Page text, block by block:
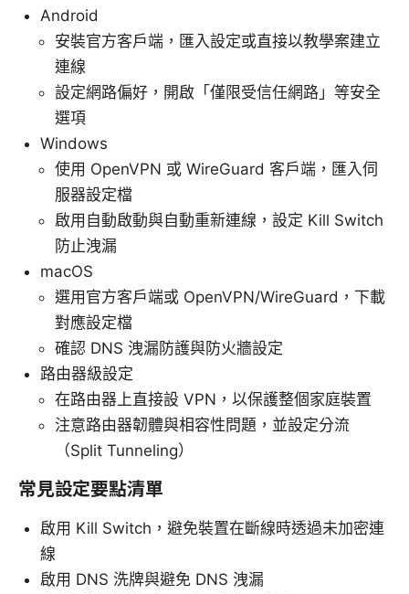
Android
安裝官方客戶端，匯入設定或直接以教學案建立
連線
設定網路偏好，開啟「僅限受信任網路」等安全
選項
Windows
使用 OpenVPN 或 WireGuard 客戶端，匯入伺
服器設定檔
啟用自動啟動與自動重新連線，設定 Kill Switch
防止洩漏
macOS
選用官方客戶端或 OpenVPN/WireGuard，下載
對應設定檔
確認 DNS 洩漏防護與防火牆設定
路由器級設定
在路由器上直接設 VPN，以保護整個家庭裝置
注意路由器韌體與相容性問題，並設定分流
（Split Tunneling）
常見設定要點清單
啟用 Kill Switch，避免裝置在斷線時透過未加密連
線
啟用 DNS 洗牌與避免 DNS 洩漏